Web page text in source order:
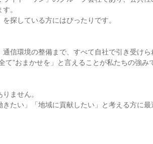
。
探している方にはぴったりです。
信環境の整備まで、すべて自社で引き受けら
て”おまかせを」と言えることが私たちの強み
ません。
きたい」「地域に貢献したい」と考える方に最